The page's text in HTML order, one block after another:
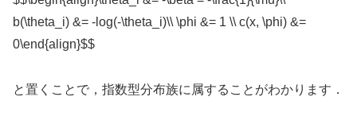
b(\theta_i) &= -log(-\theta_i)\\ \phi &= 1 \\ c(x, \phi) &=
0\end{align}$$
と置くことで，指数型分布族に属することがわかります．